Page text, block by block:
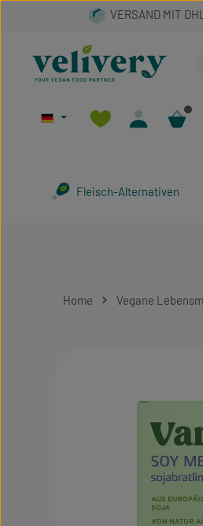
Hauptinhalt springen
Zur Suche springen
Zur Hauptnavigation springen
Fleisch-Alternativen
Home Vegane